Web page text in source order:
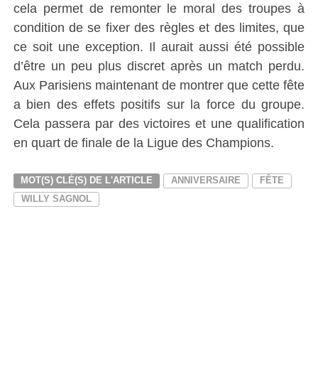
cela permet de remonter le moral des troupes à
condition de se fixer des règles et des limites, que
ce soit une exception. Il aurait aussi été possible
d’être un peu plus discret après un match perdu.
Aux Parisiens maintenant de montrer que cette fête
a bien des effets positifs sur la force du groupe.
Cela passera par des victoires et une qualification
en quart de finale de la Ligue des Champions.
MOT(S) CLÉ(S) DE L'ARTICLE ANNIVERSAIRE
FÊTE
WILLY SAGNOL